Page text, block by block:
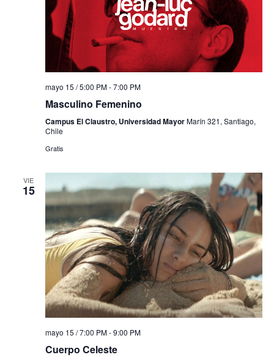
mayo 15 / 5:00 PM-7:00 PM
Masculino Femenino
Campus El Claustro, Universidad MayorMarín 321, Santiago,
Chile
Gratis
VIE
15
mayo 15 / 7:00 PM-9:00 PM
Cuerpo Celeste